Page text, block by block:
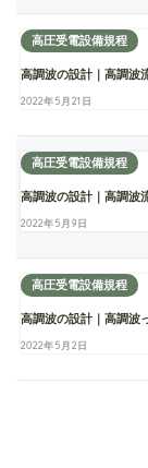
高圧受電設備規程
高調波の設計｜高調波
2022年5月21日
高圧受電設備規程
高調波の設計｜高調波
2022年5月9日
高圧受電設備規程
高調波の設計｜高調波
2022年5月2日